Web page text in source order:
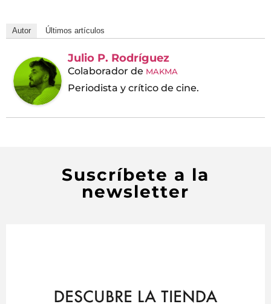
Autor Últimos artículos
Julio P. Rodríguez
Colaborador de MAKMA
Periodista y crítico de cine.
Suscríbete a la
newsletter